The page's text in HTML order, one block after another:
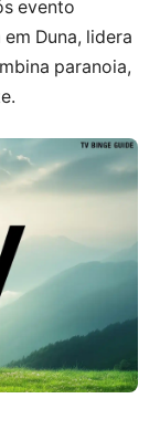
evento
Duna, lidera
paranoia,